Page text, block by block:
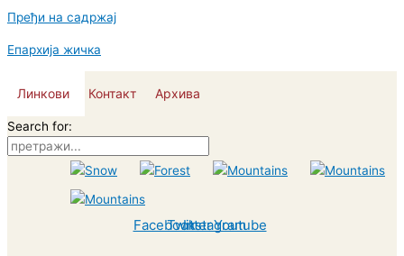
Пређи на садржај
Епархија жичка
Линкови Контакт Архива
Search for:
Facebook
Twitter
Instagram
Youtube